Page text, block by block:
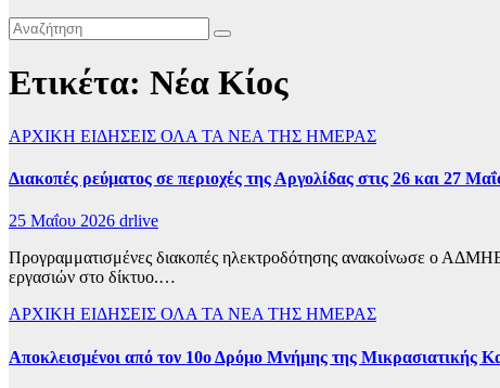
Ετικέτα: Νέα Κίος
ΑΡΧΙΚΗ ΕΙΔΗΣΕΙΣ ΟΛΑ ΤΑ ΝΕΑ ΤΗΣ ΗΜΕΡΑΣ
Διακοπές ρεύματος σε περιοχές της Αργολίδας στις 26 και 27
25 Μαΐου 2026 drlive
Προγραμματισμένες διακοπές ηλεκτροδότησης ανακοίνωσε ο
εργασιών στο δίκτυο.…
ΑΡΧΙΚΗ ΕΙΔΗΣΕΙΣ ΟΛΑ ΤΑ ΝΕΑ ΤΗΣ ΗΜΕΡΑΣ
Αποκλεισμένοι από τον 10ο Δρόμο Μνήμης της Μικρασιατικής